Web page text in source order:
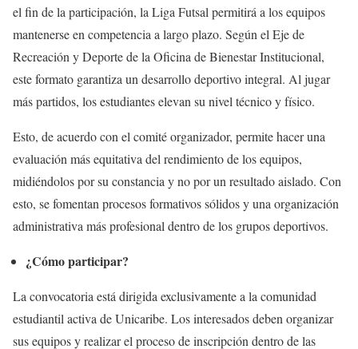
el fin de la participación, la Liga Futsal permitirá a los equipos
mantenerse en competencia a largo plazo. Según el Eje de
Recreación y Deporte de la Oficina de Bienestar Institucional,
este formato garantiza un desarrollo deportivo integral. Al jugar
más partidos, los estudiantes elevan su nivel técnico y físico.
Esto, de acuerdo con el comité organizador, permite hacer una
evaluación más equitativa del rendimiento de los equipos,
midiéndolos por su constancia y no por un resultado aislado. Con
esto, se fomentan procesos formativos sólidos y una organización
administrativa más profesional dentro de los grupos deportivos.
¿Cómo participar?
La convocatoria está dirigida exclusivamente a la comunidad
estudiantil activa de Unicaribe. Los interesados deben organizar
sus equipos y realizar el proceso de inscripción dentro de las